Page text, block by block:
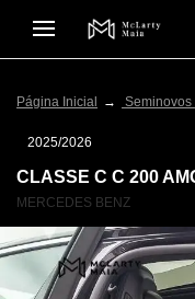
Página Inicial Seminovos
2025/2026
CLASSE C C 200
MERCEDES BENZ